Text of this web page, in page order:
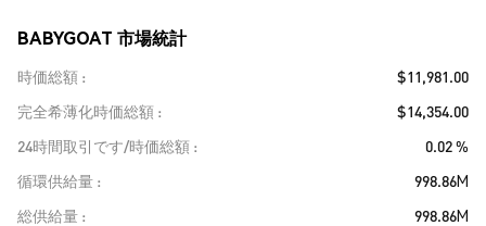
BABYGOAT 市場統計
時価総額
$11,981.00
完全希薄化時価総額
$14,354.00
24時間取引です/時価総額
0.02 %
循環供給量
998.86M
総供給量
998.86M